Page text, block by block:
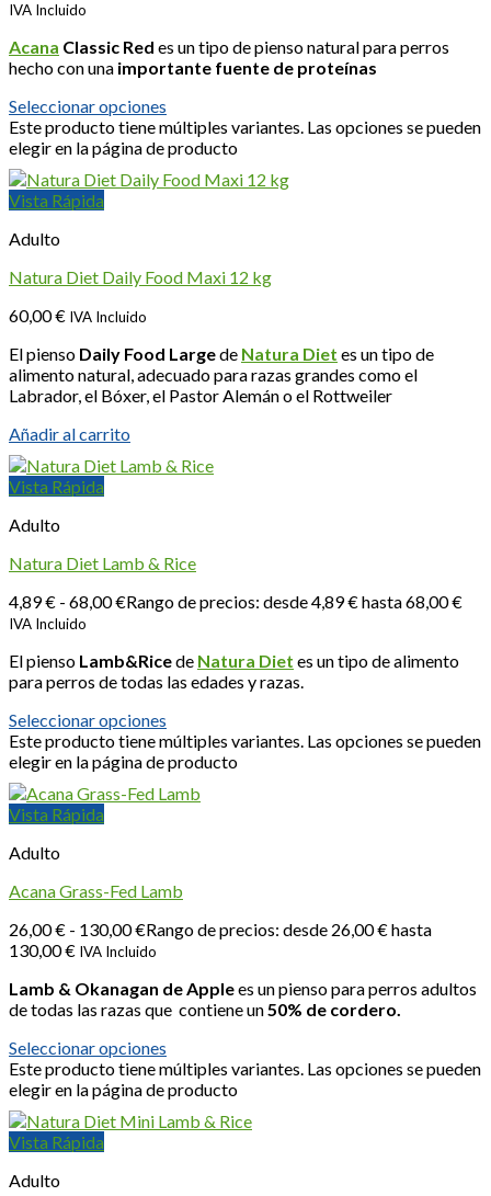
IVA Incluido
Acana Classic Red es un tipo de pienso natural para perros
hecho con una importante fuente de proteínas
Seleccionar opciones
Este producto tiene múltiples variantes. Las opciones se pueden
elegir en la página de producto
Vista Rápida
Adulto
Natura Diet Daily Food Maxi 12 kg
60,00€ IVA Incluido
El pienso Daily Food Largede Natura Diet es un tipo de
alimento natural, adecuado para razas grandes como el
Labrador, el Bóxer, el Pastor Alemán o el Rottweiler
Añadir al carrito
Vista Rápida
Adulto
Natura Diet Lamb & Rice
4,89€ - 68,00€Rango de precios: desde 4,89 € hasta 68,00 €
IVA Incluido
El pienso Lamb&Ricede Natura Diet es un tipo de alimento
para perros de todas las edades y razas.
Seleccionar opciones
Este producto tiene múltiples variantes. Las opciones se pueden
elegir en la página de producto
Vista Rápida
Adulto
Acana Grass-Fed Lamb
26,00€ - 130,00€Rango de precios: desde 26,00 € hasta
130,00 € IVA Incluido
Lamb & Okanagan de Applees un pienso para perros adultos
de todas las razas que contiene un50% de cordero.
Seleccionar opciones
Este producto tiene múltiples variantes. Las opciones se pueden
elegir en la página de producto
Vista Rápida
Adulto